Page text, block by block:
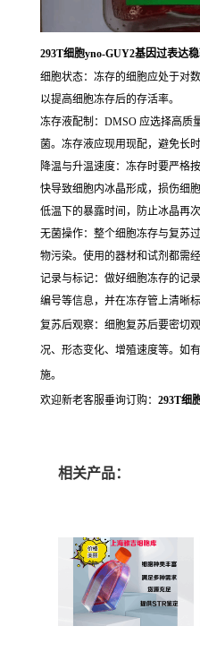
293T细胞yno-GUY2基因过表达
细胞状态：冻存的细胞应处于对
以提高细胞冻存后的存活率。
冻存液配制：DMSO 应选择高质
菌。冻存液应现用现配，避免长时
降温与升温速度：冻存时要严格
快导致细胞内冰晶形成，损伤细
低温下的暴露时间，防止冰晶再次
无菌操作：整个细胞冻存与复苏
物污染。使用的器材和试剂都需
记录与标记：做好细胞冻存的记
编号等信息，并在冻存管上清晰
复苏后观察：细胞复苏后要密切
况、形态变化、增殖速度等。如
施。
欢迎新老客服垂询订购： 293T细
相关产品：